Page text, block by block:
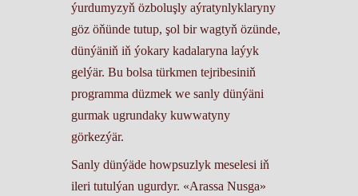
ýurdumyzyň özboluşly aýratynlyklaryny
göz öňünde tutup, şol bir wagtyň özünde,
dünýäniň iň ýokary kadalaryna laýyk
gelýär. Bu bolsa türkmen tejribesiniň
programma düzmek we sanly dünýäni
gurmak ugrundaky kuwwatyny
görkezýär.
Sanly dünýäde howpsuzlyk meselesi iň
ileri tutulýan ugurdyr. «Arassa Nusga»